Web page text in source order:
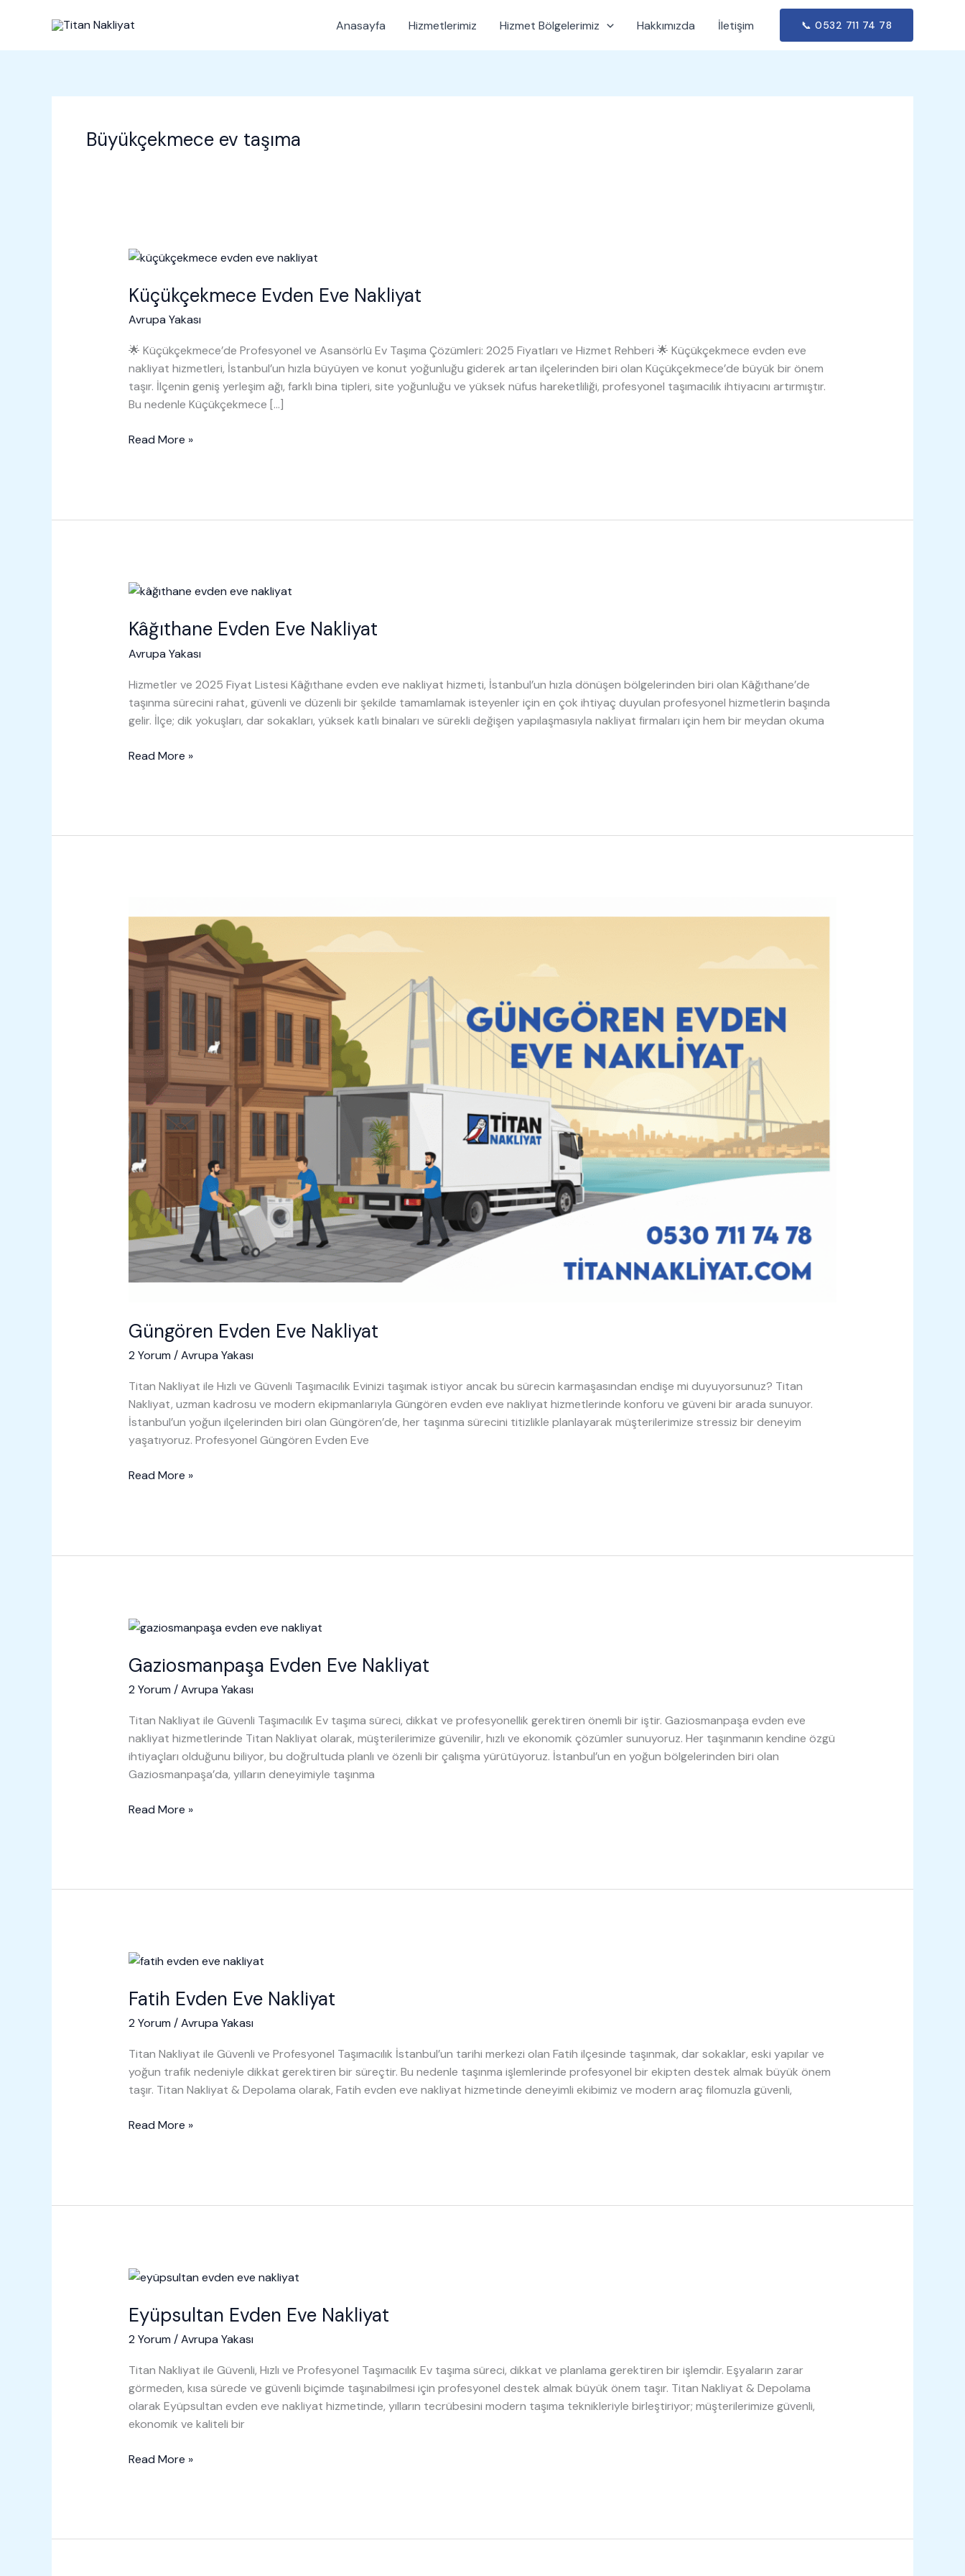
Anasayfa Hizmetlerimiz Hizmet Bölgelerimiz Hakkımızda İletişim 📞 0532 711 74 78
Büyükçekmece ev taşıma
Küçükçekmece Evden Eve Nakliyat
Avrupa Yakası
🌟 Küçükçekmece’de Profesyonel ve Asansörlü Ev Taşıma Çözümleri: 2025 Fiyatları ve Hizmet Rehberi 🌟 Küçükçekmece evden eve
nakliyat hizmetleri, İstanbul’un hızla büyüyen ve konut yoğunluğu giderek artan ilçelerinden biri olan Küçükçekmece’de büyük bir önem
taşır. İlçenin geniş yerleşim ağı, farklı bina tipleri, site yoğunluğu ve yüksek nüfus hareketliliği, profesyonel taşımacılık ihtiyacını artırmıştır.
Bu nedenle Küçükçekmece […]
Küçükçekmece
Read More »
Kâğıthane Evden Eve Nakliyat
Avrupa Yakası
Hizmetler ve 2025 Fiyat Listesi Kâğıthane evden eve nakliyat hizmeti, İstanbul’un hızla dönüşen bölgelerinden biri olan Kâğıthane’de
taşınma sürecini rahat, güvenli ve düzenli bir şekilde tamamlamak isteyenler için en çok ihtiyaç duyulan profesyonel hizmetlerin başında
gelir. İlçe; dik yokuşları, dar sokakları, yüksek katlı binaları ve sürekli değişen yapılaşmasıyla nakliyat firmaları için hem bir meydan okuma
Kâğıthane
Read More »
Güngören Evden Eve Nakliyat
2 Yorum /Avrupa Yakası
Titan Nakliyat ile Hızlı ve Güvenli Taşımacılık Evinizi taşımak istiyor ancak bu sürecin karmaşasından endişe mi duyuyorsunuz? Titan
Nakliyat, uzman kadrosu ve modern ekipmanlarıyla Güngören evden eve nakliyat hizmetlerinde konforu ve güveni bir arada sunuyor.
İstanbul’un yoğun ilçelerinden biri olan Güngören’de, her taşınma sürecini titizlikle planlayarak müşterilerimize stressiz bir deneyim
yaşatıyoruz. Profesyonel Güngören Evden Eve
Güngören
Read More »
Gaziosmanpaşa Evden Eve Nakliyat
2 Yorum /Avrupa Yakası
Titan Nakliyat ile Güvenli Taşımacılık Ev taşıma süreci, dikkat ve profesyonellik gerektiren önemli bir iştir. Gaziosmanpaşa evden eve
nakliyat hizmetlerinde Titan Nakliyat olarak, müşterilerimize güvenilir, hızlı ve ekonomik çözümler sunuyoruz. Her taşınmanın kendine özgü
ihtiyaçları olduğunu biliyor, bu doğrultuda planlı ve özenli bir çalışma yürütüyoruz. İstanbul’un en yoğun bölgelerinden biri olan
Gaziosmanpaşa’da, yılların deneyimiyle taşınma
Gaziosmanpaşa
Read More »
Fatih Evden Eve Nakliyat
2 Yorum /Avrupa Yakası
Titan Nakliyat ile Güvenli ve Profesyonel Taşımacılık İstanbul’un tarihi merkezi olan Fatih ilçesinde taşınmak, dar sokaklar, eski yapılar ve
yoğun trafik nedeniyle dikkat gerektiren bir süreçtir. Bu nedenle taşınma işlemlerinde profesyonel bir ekipten destek almak büyük önem
taşır. Titan Nakliyat & Depolama olarak, Fatih evden eve nakliyat hizmetinde deneyimli ekibimiz ve modern araç filomuzla güvenli,
Fatih
Read More »
Eyüpsultan Evden Eve Nakliyat
2 Yorum /Avrupa Yakası
Titan Nakliyat ile Güvenli, Hızlı ve Profesyonel Taşımacılık Ev taşıma süreci, dikkat ve planlama gerektiren bir işlemdir. Eşyaların zarar
görmeden, kısa sürede ve güvenli biçimde taşınabilmesi için profesyonel destek almak büyük önem taşır. Titan Nakliyat & Depolama
olarak Eyüpsultan evden eve nakliyat hizmetinde, yılların tecrübesini modern taşıma teknikleriyle birleştiriyor; müşterilerimize güvenli,
ekonomik ve kaliteli bir
Eyüpsultan
Read More »